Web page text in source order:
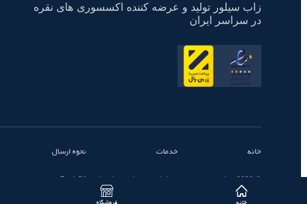
زاب سیلور تولید و عرضه کننده اکسسوری های نقره
در سراسر ایران
خانه خدمات نحوه ارسال
© 2026 تمامی حقوق محفوظ است - زاب سیلور | ZaabSilver